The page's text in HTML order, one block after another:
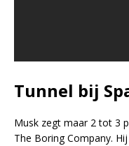
Tunnel bij
Musk zegt maar 2 tot 3
The Boring Company.